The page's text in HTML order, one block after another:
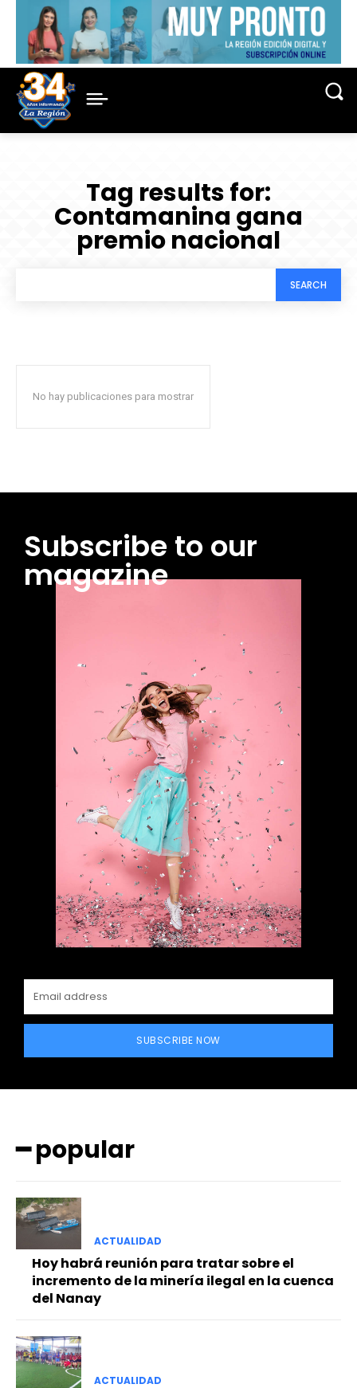
━ Planes
Tag results for:
Contamanina gana
premio nacional
SEARCH
No hay publicaciones para mostrar
Subscribe to our
magazine
SUBSCRIBE NOW
━ popular
ACTUALIDAD
Hoy habrá reunión para tratar sobre el
incremento de la minería ilegal en la cuenca
del Nanay
ACTUALIDAD